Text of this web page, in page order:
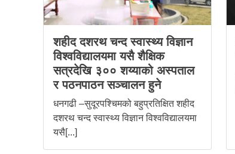
शहीद दशरथ चन्द स्वास्थ्य विज्ञान
विश्वविद्यालयमा यसै शैक्षिक
सत्रदेखि ३०० शय्याको अस्पताल
र पठनपाठन सञ्चालन हुने
धनगढी –सुदूरपश्चिमको बहुप्रतिक्षित शहीद
दशरथ चन्द स्वास्थ्य विज्ञान विश्वविद्यालयमा
यसै[...]